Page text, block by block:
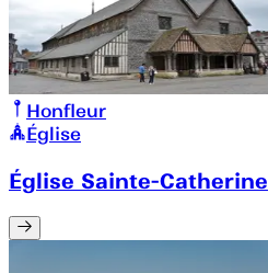
Honfleur
Église
Église Sainte-Catherine